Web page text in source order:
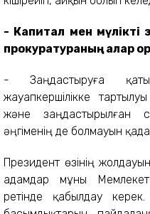
- Капитал мен мүлікті
прокуратураның алар
- Заңдастыруға
жауапкершілікке
және заңдастырылған
әңгіменің де болмауын
Президент өзінің
адамдар мұны
ретінде қабылдау